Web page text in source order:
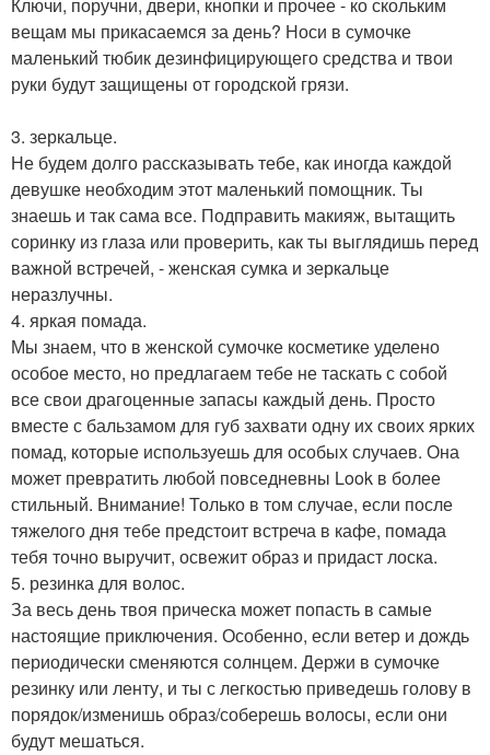
Ключи, поручни, двери, кнопки и прочее - ко скольким
вещам мы прикасаемся за день? Носи в сумочке
маленький тюбик дезинфицирующего средства и твои
руки будут защищены от городской грязи.
3. зеркальце.
Не будем долго рассказывать тебе, как иногда каждой
девушке необходим этот маленький помощник. Ты
знаешь и так сама все. Подправить макияж, вытащить
соринку из глаза или проверить, как ты выглядишь перед
важной встречей, - женская сумка и зеркальце
неразлучны.
4. яркая помада.
Мы знаем, что в женской сумочке косметике уделено
особое место, но предлагаем тебе не таскать с собой
все свои драгоценные запасы каждый день. Просто
вместе с бальзамом для губ захвати одну их своих ярких
помад, которые используешь для особых случаев. Она
может превратить любой повседневны Look в более
стильный. Внимание! Только в том случае, если после
тяжелого дня тебе предстоит встреча в кафе, помада
тебя точно выручит, освежит образ и придаст лоска.
5. резинка для волос.
За весь день твоя прическа может попасть в самые
настоящие приключения. Особенно, если ветер и дождь
периодически сменяются солнцем. Держи в сумочке
резинку или ленту, и ты с легкостью приведешь голову в
порядок/изменишь образ/соберешь волосы, если они
будут мешаться.